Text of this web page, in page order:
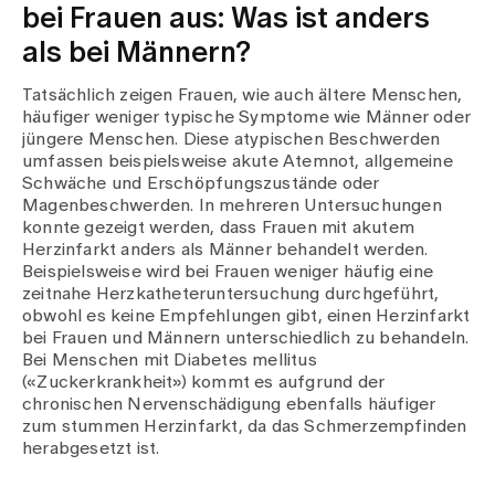
bei Frauen aus: Was ist anders
als bei Männern?
Tatsächlich zeigen Frauen, wie auch ältere Menschen,
häufiger weniger typische Symptome wie Männer oder
jüngere Menschen. Diese atypischen Beschwerden
umfassen beispielsweise akute Atemnot, allgemeine
Schwäche und Erschöpfungszustände oder
Magenbeschwerden. In mehreren Untersuchungen
konnte gezeigt werden, dass Frauen mit akutem
Herzinfarkt anders als Männer behandelt werden.
Beispielsweise wird bei Frauen weniger häufig eine
zeitnahe Herzkatheteruntersuchung durchgeführt,
obwohl es keine Empfehlungen gibt, einen Herzinfarkt
bei Frauen und Männern unterschiedlich zu behandeln.
Bei Menschen mit Diabetes mellitus
(«Zuckerkrankheit») kommt es aufgrund der
chronischen Nervenschädigung ebenfalls häufiger
zum stummen Herzinfarkt, da das Schmerzempfinden
herabgesetzt ist.